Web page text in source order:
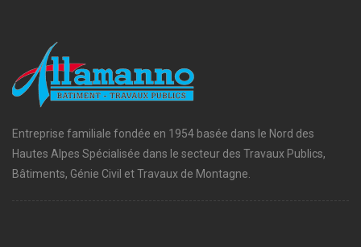
Entreprise familiale fondée en 1954 basée dans le Nord des
Hautes Alpes Spécialisée dans le secteur des Travaux Publics,
Bâtiments, Génie Civil et Travaux de Montagne.